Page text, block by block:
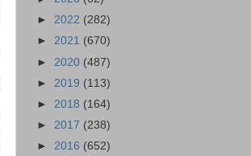
► 2022 (282)
► 2021 (670)
► 2020 (487)
► 2019 (113)
► 2018 (164)
► 2017 (238)
► 2016 (652)